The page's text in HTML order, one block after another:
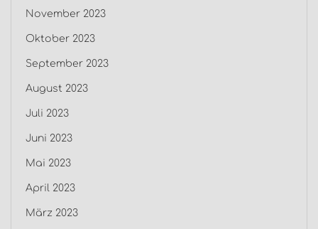
November 2023
Oktober 2023
September 2023
August 2023
Juli 2023
Juni 2023
Mai 2023
April 2023
März 2023